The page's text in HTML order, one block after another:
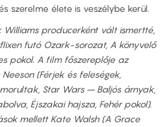
szerelme élete is veszélybe kerül.
Williams producerként vált ismertté,
futó Ozark-sorozat, A könyvelő
pokol. A film főszereplője az
(Férjek és feleségek,
Star Wars – Baljós árnyak,
Éjszakai hajsza, Fehér pokol).
mellett Kate Walsh (A Grace